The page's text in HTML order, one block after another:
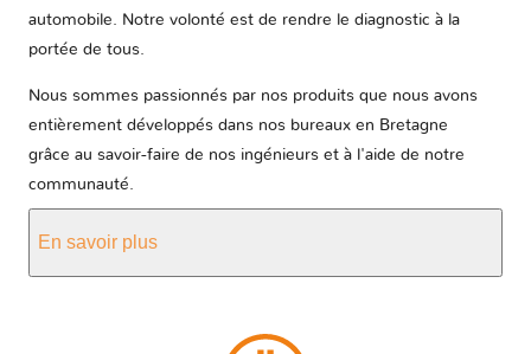
automobile. Notre volonté est de rendre le diagnostic à la
portée de tous.
Nous sommes passionnés par nos produits que nous avons
entièrement développés dans nos bureaux en Bretagne
grâce au savoir-faire de nos ingénieurs et à l'aide de notre
communauté.
En savoir plus